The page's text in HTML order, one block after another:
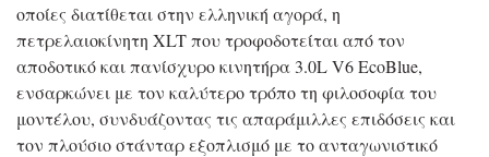
οποίες διατίθεται στην ελληνική αγορά, η
πετρελαιοκίνητη XLT που τροφοδοτείται από τον
αποδοτικό και πανίσχυρο κινητήρα 3.0L V6 EcoBlue,
ενσαρκώνει με τον καλύτερο τρόπο τη φιλοσοφία του
μοντέλου, συνδυάζοντας τις απαράμιλλες επιδόσεις και
τον πλούσιο στάνταρ εξοπλισμό με το ανταγωνιστικό